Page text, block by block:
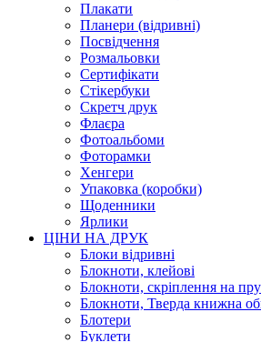
Плакати
Планери (відривні)
Посвідчення
Розмальовки
Сертифікати
Стікербуки
Скретч друк
Флаєра
Фотоальбоми
Фоторамки
Хенгери
Упаковка (коробки)
Щоденники
Ярлики
ЦІНИ НА ДРУК
Блоки відривні
Блокноти, клейові
Блокноти, скріплення на
Блокноти, Тверда книжна
Блотери
Буклети